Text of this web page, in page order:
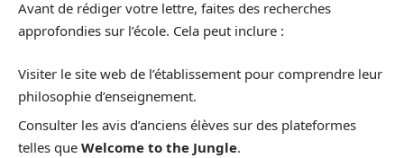
Avant de rédiger votre lettre, faites des recherches
approfondies sur l’école. Cela peut inclure :
Visiter le site web de l’établissement pour comprendre leur
philosophie d’enseignement.
Consulter les avis d’anciens élèves sur des plateformes
telles que Welcome to the Jungle.